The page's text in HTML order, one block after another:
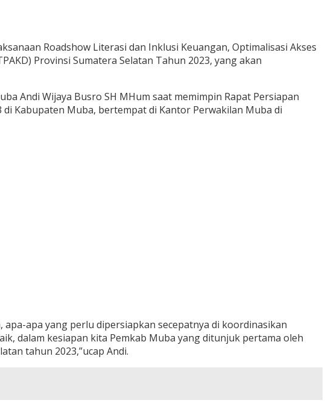
Roadshow Literasi dan Inklusi Keuangan, Optimalisasi Akses
Provinsi Sumatera Selatan Tahun 2023, yang akan
Andi Wijaya Busro SH MHum saat memimpin Rapat Persiapan
Kabupaten Muba, bertempat di Kantor Perwakilan Muba di
apa yang perlu dipersiapkan secepatnya di koordinasikan
dalam kesiapan kita Pemkab Muba yang ditunjuk pertama oleh
tahun 2023,”ucap Andi.